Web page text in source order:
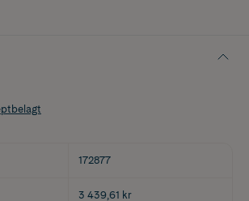
172877
3 439,61 kr